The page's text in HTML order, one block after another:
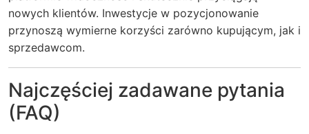
nowych klientów. Inwestycje w pozycjonowanie
przynoszą wymierne korzyści zarówno kupującym, jak i
sprzedawcom.
Najczęściej zadawane pytania
(FAQ)